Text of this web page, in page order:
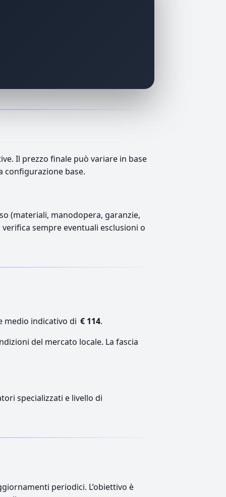
Il prezzo finale può variare in base
configurazione base.
(materiali, manodopera, garanzie,
sempre eventuali esclusioni o
medio indicativo di € 114.
del mercato locale. La fascia
specializzati e livello di
periodici. L’obiettivo è